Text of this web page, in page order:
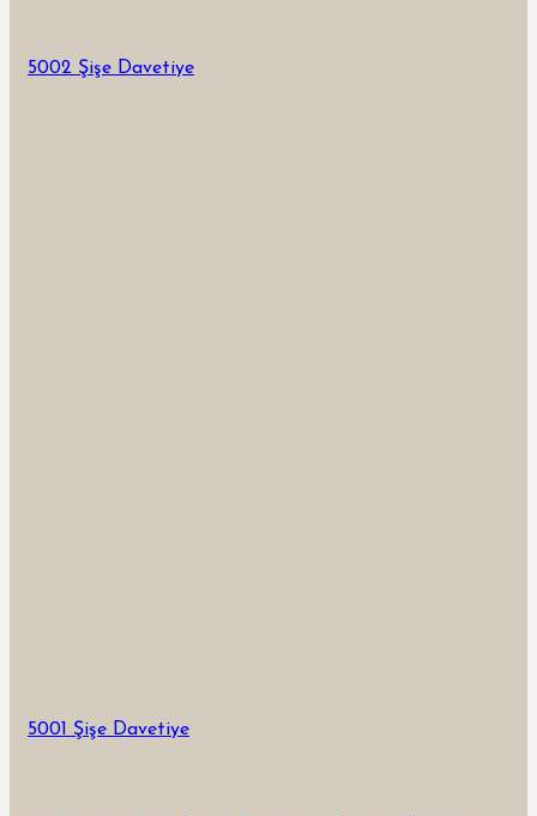
5002 Şişe Davetiye
5001 Şişe Davetiye